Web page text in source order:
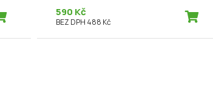
590 Kč
BEZ DPH 488 Kč